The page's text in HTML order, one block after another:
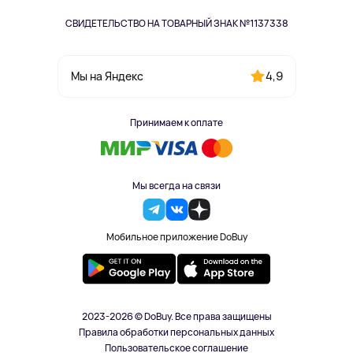
СВИДЕТЕЛЬСТВО НА ТОВАРНЫЙ ЗНАК №1137338
Мы на Яндекс 4,9
Принимаем к оплате
Мы всегда на связи
Мобильное приложение DoBuy
2023-2026 © DoBuy. Все права защищены
Правила обработки персональных данных
Пользовательское соглашение